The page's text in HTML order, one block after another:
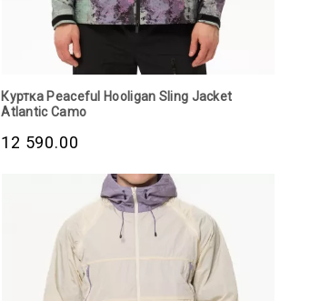
Куртка Peaceful Hooligan Sling Jacket
Atlantic Camo
12 590.00